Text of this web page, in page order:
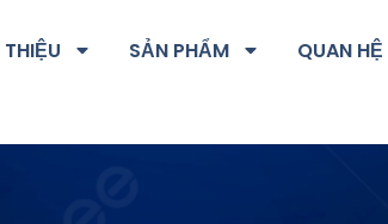
SẢN PHẨM QUAN